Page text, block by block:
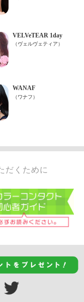
だくために